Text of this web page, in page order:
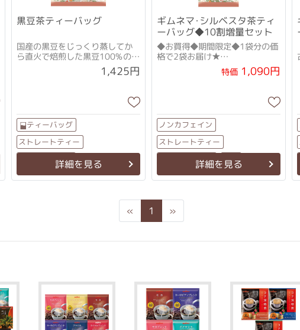
黒豆茶ティーバッグ
国産の黒豆をじっくり蒸してか
ら直火で焙煎した黒豆100%のお
1,425円
ティーバッグ
ストレートティー
ノンカフェイン詳細を見る
ギムネマ･シルベスタ茶ティ
ーバッグ◆10割増量セット
◆お買得◆期間限定◆1袋分の価
格で2袋お届け★
「グルマール（糖を壊すも
の）」の異名を持つ古代
特価 1,090円
ノンカフェイン
ストレートティー
ティーバッグ 大袋
詳細を見る
« Previous
1 »Next